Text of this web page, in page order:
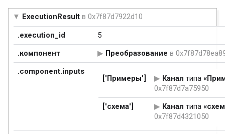
ExecutionResult в 0x7f87d7922d10
.execution_id
5
.компонент
Преобразование в
.component.inputs
['Примеры'] Канал типа
0x7f87d7a75950
['схема']
Канал типа
0x7f87d4321050